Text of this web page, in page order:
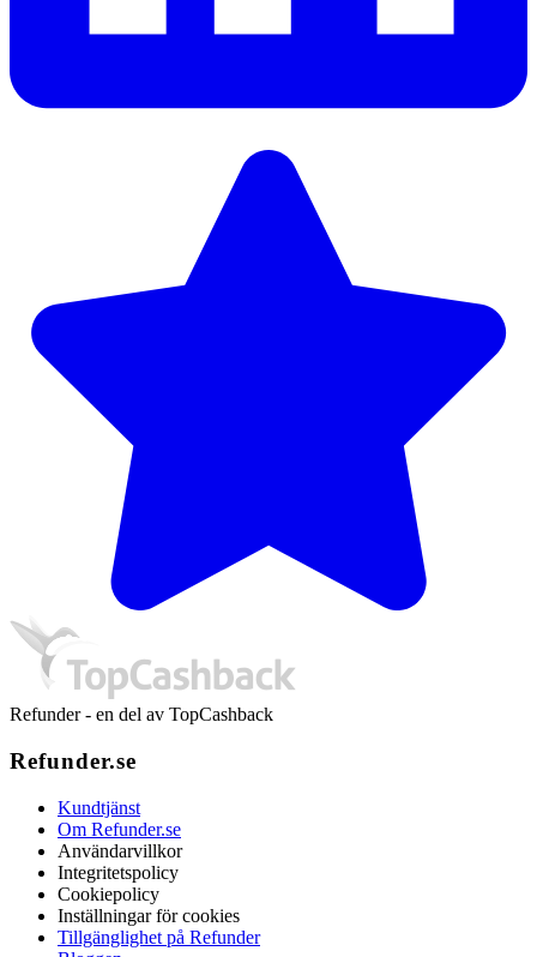
Refunder - en del av TopCashback
Refunder.se
Kundtjänst
Om Refunder.se
Användarvillkor
Integritetspolicy
Cookiepolicy
Inställningar för cookies
Tillgänglighet på Refunder